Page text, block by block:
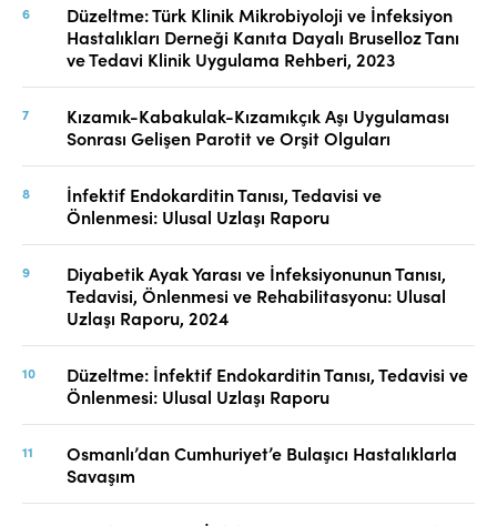
Düzeltme: Türk Klinik Mikrobiyoloji ve İnfeksiyon
Hastalıkları Derneği Kanıta Dayalı Bruselloz Tanı
ve Tedavi Klinik Uygulama Rehberi, 2023
Kızamık-Kabakulak-Kızamıkçık Aşı Uygulaması
Sonrası Gelişen Parotit ve Orşit Olguları
İnfektif Endokarditin Tanısı, Tedavisi ve
Önlenmesi: Ulusal Uzlaşı Raporu
Diyabetik Ayak Yarası ve İnfeksiyonunun Tanısı,
Tedavisi, Önlenmesi ve Rehabilitasyonu: Ulusal
Uzlaşı Raporu, 2024
Düzeltme: İnfektif Endokarditin Tanısı, Tedavisi ve
Önlenmesi: Ulusal Uzlaşı Raporu
Osmanlı’dan Cumhuriyet’e Bulaşıcı Hastalıklarla
Savaşım